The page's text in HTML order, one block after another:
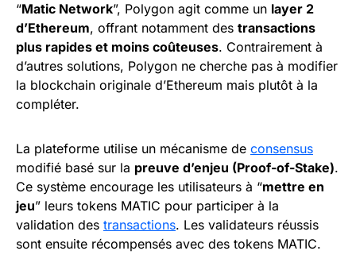
“Matic Network”, Polygon agit comme un layer 2
d’Ethereum, offrant notamment des transactions
plus rapides et moins coûteuses. Contrairement à
d’autres solutions, Polygon ne cherche pas à modifier
la blockchain originale d’Ethereum mais plutôt à la
compléter.
La plateforme utilise un mécanisme de consensus
modifié basé sur la preuve d’enjeu (Proof-of-Stake).
Ce système encourage les utilisateurs à “mettre en
jeu” leurs tokens MATIC pour participer à la
validation des transactions. Les validateurs réussis
sont ensuite récompensés avec des tokens MATIC.